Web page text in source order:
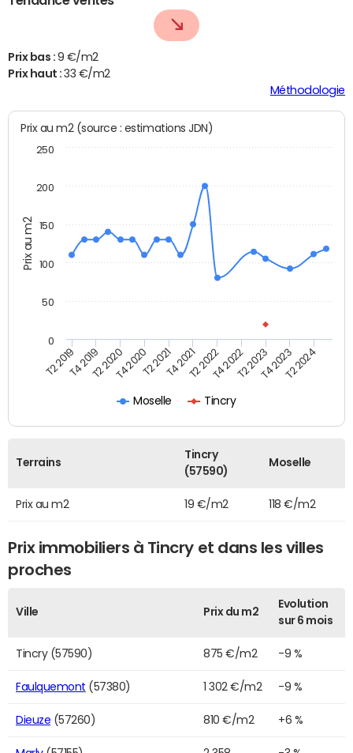
Prix bas : 9 €/m2
Prix haut :33 €/m2
Méthodologie
Prix au m2
Prix au m2 (source : estimations JDN)
Moselle Tincry
T2 2019T4 2019T2 2020T4 2020T2 2021T4 2021T2 2022T4 2022T2 2023T4 2023T2 2024
0
50
100
150
200
250
Terrains
Tincry
(57590)
Moselle
Prix au m2 19 €/m2 118 €/m2
Prix immobiliers à Tincry et dans les villes
proches
Ville Prix du m2
Evolution
sur 6 mois
Tincry (57590) 875 €/m2 -9 %
Faulquemont (57380) 1 302 €/m2 -9 %
Dieuze (57260) 810 €/m2 +6 %